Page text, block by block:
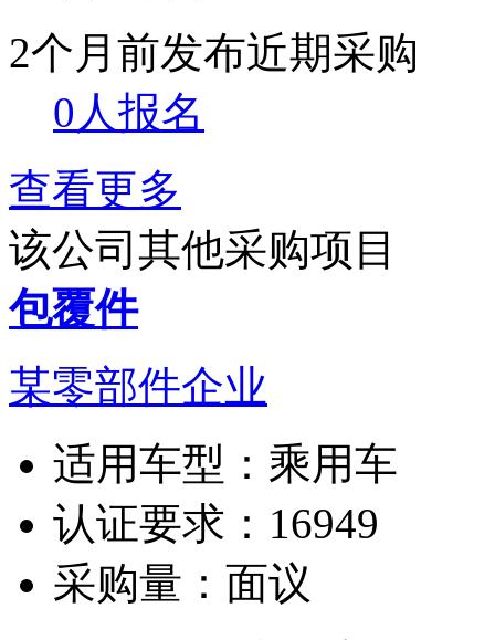
2个月前发布近期采购
0人报名
查看更多
该公司其他采购项目
包覆件
某零部件企业
适用车型： 乘用车
认证要求： 16949
采购量： 面议